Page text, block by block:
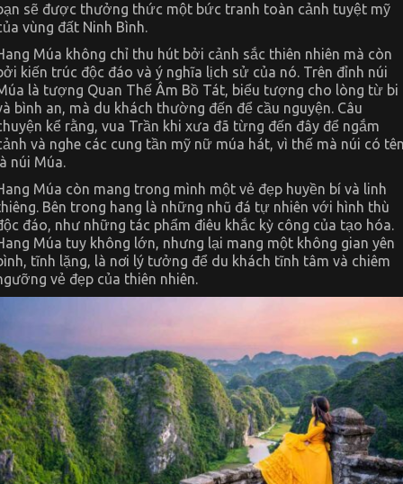
sẽ được thưởng thức một bức tranh toàn cảnh tuyệt mỹ
vùng đất Ninh Bình.
Múa không chỉ thu hút bởi cảnh sắc thiên nhiên mà còn
kiến trúc độc đáo và ý nghĩa lịch sử của nó. Trên đỉnh núi
là tượng Quan Thế Âm Bồ Tát, biểu tượng cho lòng từ bi
bình an, mà du khách thường đến để cầu nguyện. Câu
kể rằng, vua Trần khi xưa đã từng đến đây để ngắm
và nghe các cung tần mỹ nữ múa hát, vì thế mà núi có
núi Múa.
Múa còn mang trong mình một vẻ đẹp huyền bí và linh
Bên trong hang là những nhũ đá tự nhiên với hình thù
đáo, như những tác phẩm điêu khắc kỳ công của tạo hóa.
Múa tuy không lớn, nhưng lại mang một không gian yên
tĩnh lặng, là nơi lý tưởng để du khách tĩnh tâm và chiêm
vẻ đẹp của thiên nhiên.